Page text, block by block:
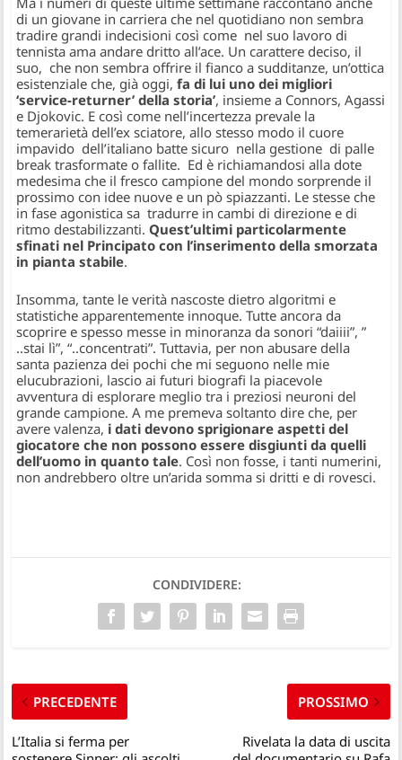
di un giovane in carriera che nel quotidiano non sembra
tradire grandi indecisioni così come nel suo lavoro di
tennista ama andare dritto all’ace. Un carattere deciso, il
suo, che non sembra offrire il fianco a sudditanze, un’ottica
esistenziale che, già oggi,fa di lui uno dei migliori
‘service-returner’ della storia’, insieme a Connors, Agassi
e Djokovic. E così come nell’incertezza prevale la
temerarietà dell’ex sciatore, allo stesso modo il cuore
impavido dell’italiano batte sicuro nella gestione di palle
break trasformate o fallite. Ed è richiamandosi alla dote
medesima che il fresco campione del mondo sorprende il
prossimo con idee nuove e un pò spiazzanti. Le stesse che
in fase agonistica sa tradurre in cambi di direzione e di
ritmo destabilizzanti.Quest’ultimi particolarmente
sfinati nel Principato con l’inserimento della smorzata
in pianta stabile.
Insomma, tante le verità nascoste dietro algoritmi e
statistiche apparentemente innoque. Tutte ancora da
scoprire e spesso messe in minoranza da sonori “daiiii”, ”
..stai lì”, “..concentrati”. Tuttavia, per non abusare della
santa pazienza dei pochi che mi seguono nelle mie
elucubrazioni, lascio ai futuri biografi la piacevole
avventura di esplorare meglio tra i preziosi neuroni del
grande campione. A me premeva soltanto dire che, per
avere valenza, i dati devono sprigionare aspetti del
giocatore che non possono essere disgiunti da quelli
dell’uomo in quanto tale. Così non fosse, i tanti numerini,
non andrebbero oltre un’arida somma si dritti e di rovesci.
CONDIVIDERE:
PRECEDENTE
L’Italia si ferma per
PROSSIMO
Rivelata la data di uscita